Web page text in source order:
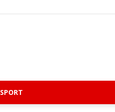
SPORT